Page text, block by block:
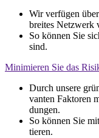
Wir ver­fü­gen
brei­tes Netz­werk
So kön­nen Sie
sind.
Mini­mie­ren Sie das
Durch unse­re
van­ten Fak­to­ren
dun­gen.
So kön­nen Sie
tie­ren.